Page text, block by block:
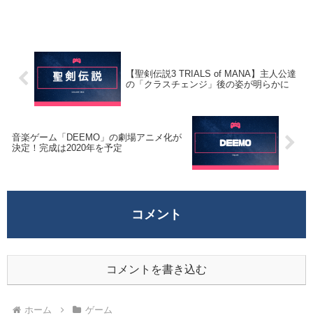
【聖剣伝説3 TRIALS of MANA】主人公達
の「クラスチェンジ」後の姿が明らかに
音楽ゲーム「DEEMO」の劇場アニメ化が
決定！完成は2020年を予定
コメント
コメントを書き込む
ホーム ゲーム